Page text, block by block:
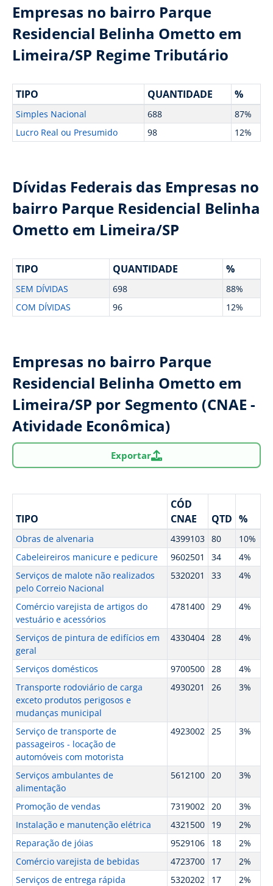
Empresas no bairro Parque
Residencial Belinha Ometto em
Limeira/SP Regime Tributário
TIPO QUANTIDADE %
Simples Nacional 688
87%
Lucro Real ou Presumido
98 12%
Dívidas Federais das Empresas no
bairro Parque Residencial Belinha
Ometto em Limeira/SP
TIPO QUANTIDADE %
SEM DÍVIDAS 698
88%
COM DÍVIDAS
96 12%
Empresas no bairro Parque
Residencial Belinha Ometto em
Limeira/SP por Segmento (CNAE -
Atividade Econômica)
Exportar
TIPO
CÓD
CNAE
QTD %
Obras de alvenaria 4399103 80
10%
Cabeleireiros manicure e pedicure
9602501 34
4%
Serviços de malote não realizados
pelo Correio Nacional
5320201 33 4%
Comércio varejista de artigos do
vestuário e acessórios
4781400 29 4%
Serviços de pintura de edifícios em
geral
4330404 28 4%
Serviços domésticos 9700500 28
4%
Transporte rodoviário de carga
exceto produtos perigosos e
mudanças municipal
4930201 26 3%
Serviço de transporte de
passageiros - locação de
automóveis com motorista
4923002 25 3%
Serviços ambulantes de
alimentação
5612100 20 3%
Promoção de vendas 7319002 20
3%
Instalação e manutenção elétrica
4321500 19
2%
Reparação de jóias
9529106 18
2%
Comércio varejista de bebidas
4723700 17
2%
Serviços de entrega rápida
5320202 17
2%